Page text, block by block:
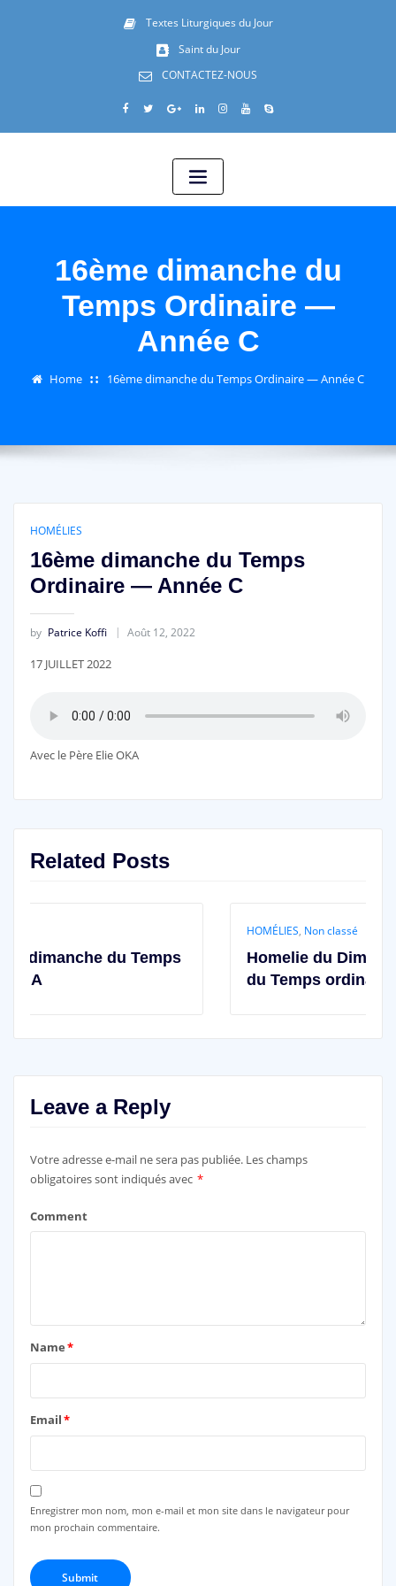
Textes Liturgiques du Jour
Saint du Jour
CONTACTEZ-NOUS
16ème dimanche du
Temps Ordinaire —
Année C
Home 16ème dimanche du Temps Ordinaire — Année C
HOMÉLIES
16ème dimanche du Temps
Ordinaire — Année C
by Patrice Koffi Août 12, 2022
17 JUILLET 2022
Avec le Père Elie OKA
Related Posts
Homelie du Dimanche 12ème
du Temps ordinaire – Année A
Leave a Reply
Votre adresse e-mail ne sera pas publiée. Les champs
obligatoires sont indiqués avec *
Comment
Name*
Email*
Enregistrer mon nom, mon e-mail et mon site dans le navigateur pour
mon prochain commentaire.